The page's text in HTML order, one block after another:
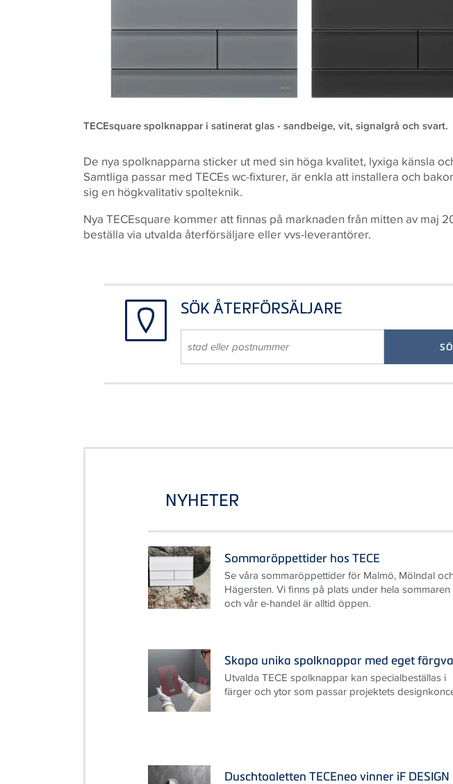
TECEsquare spolknappar i satinerat glas - sandbeige, vit, signalgrå och svart.
De nya spolknapparna sticker ut med sin höga kvalitet, lyxiga känsla
Samtliga passar med TECEs wc-fixturer, är enkla att installera och
sig en högkvalitativ spolteknik.
Nya TECEsquare kommer att finnas på marknaden från mitten av maj
beställa via utvalda återförsäljare eller vvs-leverantörer.
SÖK ÅTERFÖRSÄLJARE
NYHETER
Sommaröppettider hos TECE
Se våra sommaröppettider för Malmö, Mölndal
Hägersten. Vi finns på plats under hela sommaren
och vår e-handel är alltid öppen.
Skapa unika spolknappar med eget
Utvalda TECE spolknappar kan specialbeställas i
färger och ytor som passar projektets
Duschtoaletten TECEneo vinner iF DESIGN